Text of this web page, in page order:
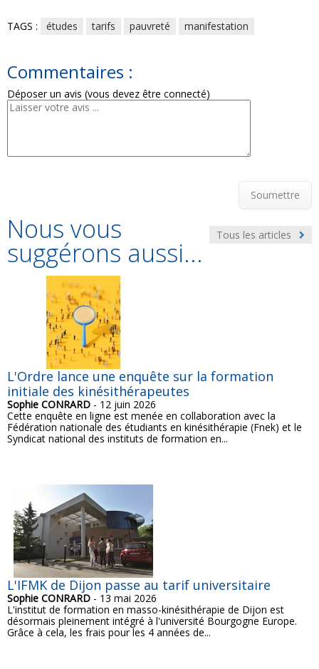
TAGS : études tarifs pauvreté manifestation
Commentaires :
Déposer un avis (vous devez être connecté)
Soumettre
Tous les articles
Nous vous
suggérons aussi...
L'Ordre lance une enquête sur la formation
initiale des kinésithérapeutes
Sophie CONRARD - 12 juin 2026
Cette enquête en ligne est menée en collaboration avec la
Fédération nationale des étudiants en kinésithérapie (Fnek) et le
Syndicat national des instituts de formation en...
L'IFMK de Dijon passe au tarif universitaire
Sophie CONRARD - 13 mai 2026
L'institut de formation en masso-kinésithérapie de Dijon est
désormais pleinement intégré à l'université Bourgogne Europe.
Grâce à cela, les frais pour les 4 années de...